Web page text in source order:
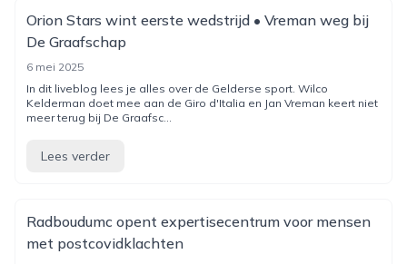
Orion Stars wint eerste wedstrijd • Vreman weg bij
De Graafschap
6 mei 2025
In dit liveblog lees je alles over de Gelderse sport. Wilco
Kelderman doet mee aan de Giro d'Italia en Jan Vreman keert niet
meer terug bij De Graafsc...
Lees verder
Radboudumc opent expertisecentrum voor mensen
met postcovidklachten